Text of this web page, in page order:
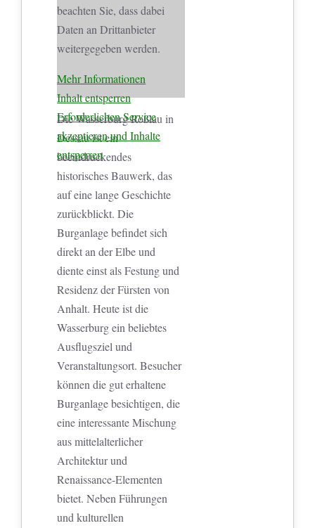
beachten Sie, dass dabei
Daten an Drittanbieter
weitergegeben werden.
Mehr Informationen
Inhalt entsperren
Erforderlichen Service
akzeptieren und Inhalte
entsperren
Die Wasserburg Roßlau in
Dessau ist ein
beeindruckendes
historisches Bauwerk, das
auf eine lange Geschichte
zurückblickt. Die
Burganlage befindet sich
direkt an der Elbe und
diente einst als Festung und
Residenz der Fürsten von
Anhalt. Heute ist die
Wasserburg ein beliebtes
Ausflugsziel und
Veranstaltungsort. Besucher
können die gut erhaltene
Burganlage besichtigen, die
eine interessante Mischung
aus mittelalterlicher
Architektur und
Renaissance-Elementen
bietet. Neben Führungen
und kulturellen